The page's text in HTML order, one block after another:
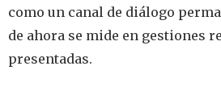
como un canal de diálogo
de ahora se mide en gestiones
presentadas.